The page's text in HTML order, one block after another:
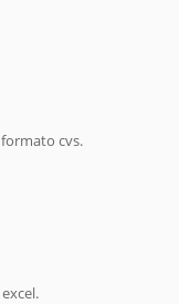
cvs.